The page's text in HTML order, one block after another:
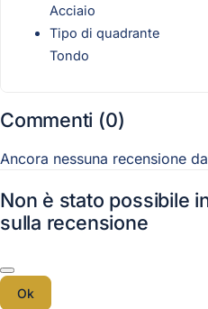
Acciaio
Tipo di quadrante
Tondo
Commenti (0)
Ancora nessuna recensione
Non è stato possibile
sulla recensione
Ok